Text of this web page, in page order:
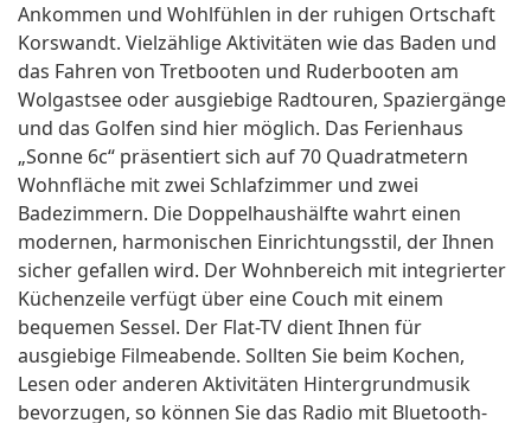
Ankommen und Wohlfühlen in der ruhigen Ortschaft
Korswandt. Vielzählige Aktivitäten wie das Baden und
das Fahren von Tretbooten und Ruderbooten am
Wolgastsee oder ausgiebige Radtouren, Spaziergänge
und das Golfen sind hier möglich. Das Ferienhaus
„Sonne 6c“ präsentiert sich auf 70 Quadratmetern
Wohnfläche mit zwei Schlafzimmer und zwei
Badezimmern. Die Doppelhaushälfte wahrt einen
modernen, harmonischen Einrichtungsstil, der Ihnen
sicher gefallen wird. Der Wohnbereich mit integrierter
Küchenzeile verfügt über eine Couch mit einem
bequemen Sessel. Der Flat-TV dient Ihnen für
ausgiebige Filmeabende. Sollten Sie beim Kochen,
Lesen oder anderen Aktivitäten Hintergrundmusik
bevorzugen, so können Sie das Radio mit Bluetooth-